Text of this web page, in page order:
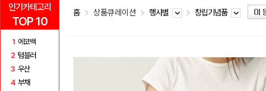
인기카테고리
TOP 10
1 에코백
2 텀블러
3 우산
4 부채
홈 상품큐레이션 행사별 창립기념품